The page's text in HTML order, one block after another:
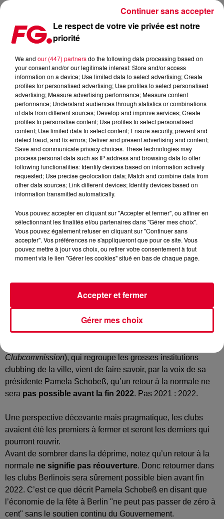
CLUBS DE BERLIN : PAS DE RETOUR À LA NORMALE AVANT
Publié : 1er février 2021 à 11h20 par Christophe HUBERT
Crédit :@purzlbaum / unsplash
Le moins que l’on puisse dire, c’est que l’information douche
notre optimisme pourtant à toute épreuve.
Clubcommission), qui regroupe les grosses institutions
clubbing de la ville, vient de faire savoir, par la voix de sa
présidente Pamela Schobeß, qu’un retour à la normale ne
sera pas possible avant la fin 2022. Pas 2021 : 2022.
Une perspective décevante mais pragmatique, les clubs
avaient été les premiers à fermer et seront les derniers qui
pourront rouvrir.
Avant de sombrer dans la déprime, notez qu’un retour à la
normale ne signifie pas réouverture. Donc retourner dans
les clubs Berlinois sera sûrement possible bien avant fin
2022. C’est ce que décrit Pamela Schobeß en disant que
l’économie de la fête à Berlin "ne peut pas passer de zéro à
cent" sans le soutien continu du Gouvernement.
Le respect de votre vie privée est notre
priorité
We and our (447) partnersdo the following data processing based on
your consent and/or our legitimate interest: Store and/or access
information on a device; Use limited data to select advertising; Create
profiles for personalised advertising; Use profiles to select personalised
advertising; Measure advertising performance; Measure content
performance; Understand audiences through statistics or combinations
of data from different sources; Develop and improve services; Create
profiles to personalise content; Use profiles to select personalised
content; Use limited data to select content; Ensure security, prevent and
detect fraud, and fix errors; Deliver and present advertising and content;
Save and communicate privacy choices. These technologies may
process personal data such as IP address and browsing data to offer
following functionalities: Identify devices based on information actively
requested; Use precise geolocation data; Match and combine data from
other data sources; Link different devices; Identify devices based on
information transmitted automatically.
Vous pouvez accepter en cliquant sur "Accepter et fermer", ou affiner en
sélectionnant les finalités et/ou partenaires dans "Gérer mes choix".
Vous pouvez également refuser en cliquant sur "Continuer sans
accepter". Vos préférences ne s'appliqueront que pour ce site. Vous
pouvez mettre à jour vos choix, ou retirer votre consentement à tout
moment via le lien "Gérer les cookies" situé en bas de chaque page.
Gérer mes choix
Accepter et fermer
Continuer sans accepter